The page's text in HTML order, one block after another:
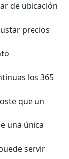
de ubicación
precios
los 365
que un
una única
servir